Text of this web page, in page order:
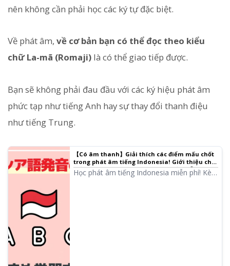
nên không cần phải học các ký tự đặc biệt.
Về phát âm, về cơ bản bạn có thể đọc theo kiểu
chữ La-mã (Romaji) là có thể giao tiếp được.
Bạn sẽ không phải đau đầu với các ký hiệu phát âm
phức tạp như tiếng Anh hay sự thay đổi thanh điệu
như tiếng Trung.
【Có âm thanh】Giải thích các điểm mấu chốt
trong phát âm tiếng Indonesia! Giới thiệu chi
tiết phương pháp học tập mới nhất miễn phí |
Phần mềm đọc văn bản Ondoku
Học phát âm tiếng Indonesia miễn phí! Kèm